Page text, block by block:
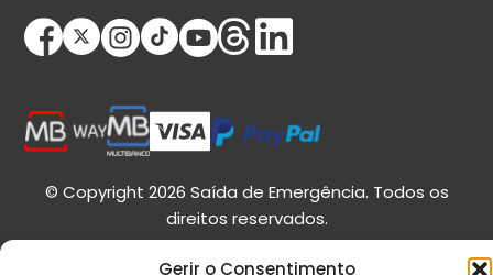
Gerir o Consentimento
© Copyright 2026 Saída de Emergência. Todos os
direitos reservados.